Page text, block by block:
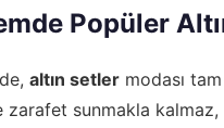
Popüler
altın setler modası
zarafet sunmakla kalmaz,